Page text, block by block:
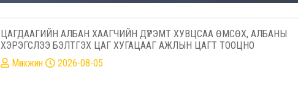
ЦАГДААГИЙН АЛБАН ХААГЧИЙН ДҮРЭМТ ХУВЦСАА ӨМСӨХ, АЛБАНЫ
ХЭРЭГСЛЭЭ БЭЛТГЭХ ЦАГ ХУГАЦААГ АЖЛЫН ЦАГТ ТООЦНО
Mөнхжин
2026-08-05